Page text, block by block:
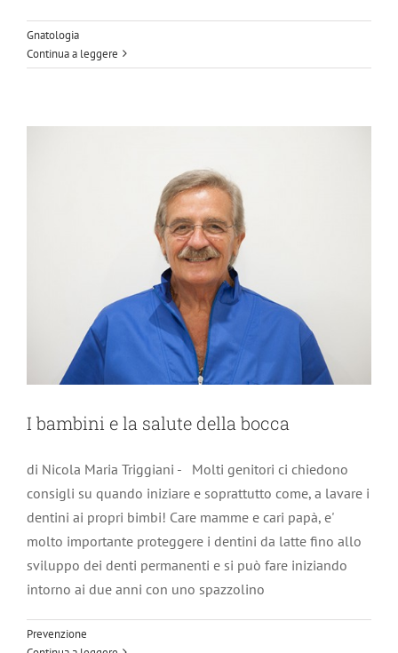
Gnatologia
Continua a leggere
I bambini e la salute della bocca
di Nicola Maria Triggiani - Molti genitori ci chiedono
consigli su quando iniziare e soprattutto come, a lavare i
dentini ai propri bimbi! Care mamme e cari papà, e'
molto importante proteggere i dentini da latte fino allo
sviluppo dei denti permanenti e si può fare iniziando
intorno ai due anni con uno spazzolino
Prevenzione
Invisalign: La scelta trasparente per un
sorriso smagliante